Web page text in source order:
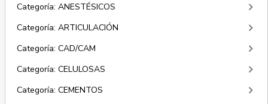
Categoría: ANESTÉSICOS keyboard_arrow_right
Categoría: ARTICULACIÓN keyboard_arrow_right
Categoría: CAD/CAM keyboard_arrow_right
Categoría: CELULOSAS keyboard_arrow_right
Categoría: CEMENTOS keyboard_arrow_right